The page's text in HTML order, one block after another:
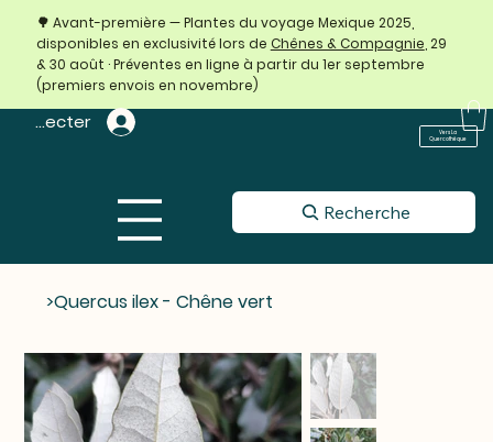
connecter
Recherche
Vers La
Quercothèque
🌳 Avant-première — Plantes du voyage Mexique 2025,
disponibles en exclusivité lors de Chênes & Compagnie, 29
& 30 août · Préventes en ligne à partir du 1er septembre
(premiers envois en novembre)
>Quercus ilex - Chêne vert